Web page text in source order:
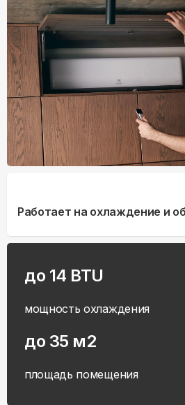
Работает на охлаждение и
до 14 BTU
мощность охлаждения
до 35 м2
площадь помещения